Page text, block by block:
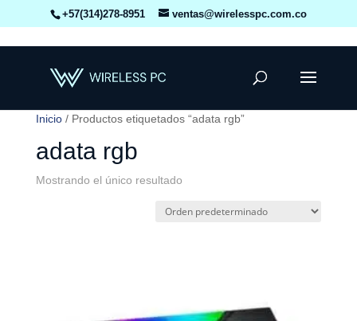
+57(314)278-8951 ventas@wirelesspc.com.co
Inicio/ Productos etiquetados “adata rgb”
adata rgb
Mostrando el único resultado